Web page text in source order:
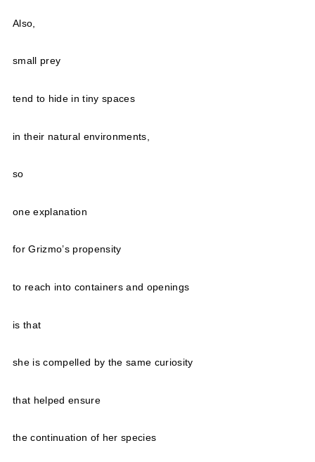
Also,
small prey
tend to hide in tiny spaces
in their natural environments,
so
one explanation
for Grizmo’s propensity
to reach into containers and openings
is that
she is compelled by the same curiosity
that helped ensure
the continuation of her species